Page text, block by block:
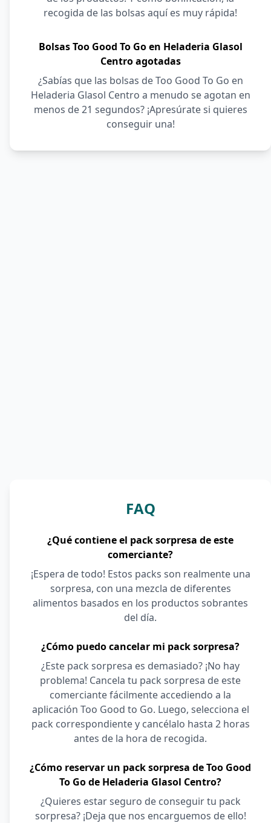
recogida de las bolsas aquí es muy rápida!
Bolsas Too Good To Go en Heladeria Glasol
Centro agotadas
¿Sabías que las bolsas de Too Good To Go en
Heladeria Glasol Centro a menudo se agotan en
menos de 21 segundos? ¡Apresúrate si quieres
conseguir una!
FAQ
¿Qué contiene el pack sorpresa de este
comerciante?
¡Espera de todo! Estos packs son realmente una
sorpresa, con una mezcla de diferentes
alimentos basados en los productos sobrantes
del día.
¿Cómo puedo cancelar mi pack sorpresa?
¿Este pack sorpresa es demasiado? ¡No hay
problema! Cancela tu pack sorpresa de este
comerciante fácilmente accediendo a la
aplicación Too Good to Go. Luego, selecciona el
pack correspondiente y cancélalo hasta 2 horas
antes de la hora de recogida.
¿Cómo reservar un pack sorpresa de Too Good
To Go de Heladeria Glasol Centro?
¿Quieres estar seguro de conseguir tu pack
sorpresa? ¡Deja que nos encarguemos de ello!